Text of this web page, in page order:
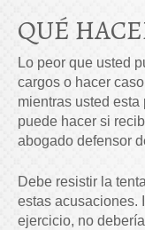
QUÉ
Lo peor que usted
cargos o hacer
mientras usted
puede hacer si
abogado defensor
Debe resistir la
estas acusaciones.
ejercicio, no